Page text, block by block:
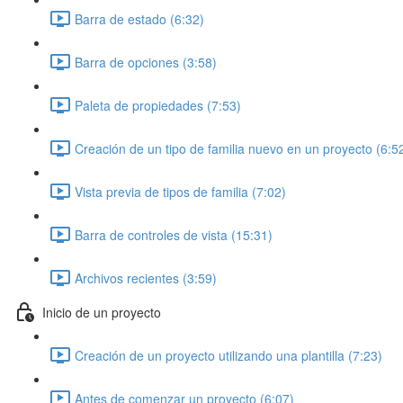
Barra de estado (6:32)
Barra de opciones (3:58)
Paleta de propiedades (7:53)
Creación de un tipo de familia nuevo en un proyecto
Vista previa de tipos de familia (7:02)
Barra de controles de vista (15:31)
Archivos recientes (3:59)
Inicio de un proyecto
Creación de un proyecto utilizando una plantilla (7:23)
Antes de comenzar un proyecto (6:07)